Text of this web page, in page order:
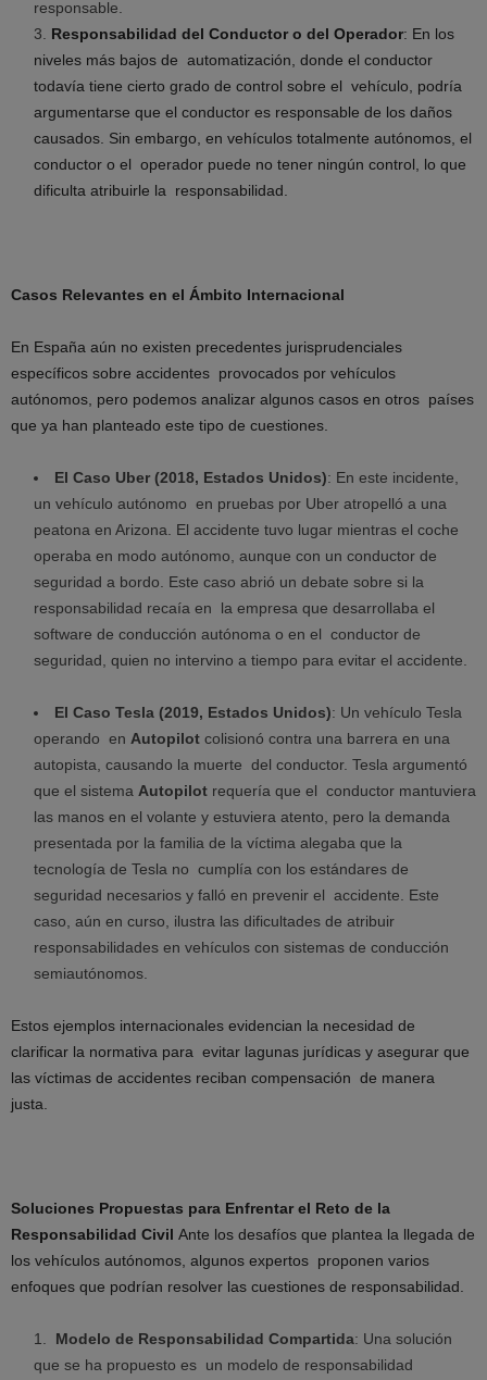
responsable.
3. Responsabilidad del Conductor o del Operador: En los
niveles más bajos de automatización, donde el conductor
todavía tiene cierto grado de control sobre el vehículo, podría
argumentarse que el conductor es responsable de los daños
causados. Sin embargo, en vehículos totalmente autónomos, el
conductor o el operador puede no tener ningún control, lo que
dificulta atribuirle la responsabilidad.
Casos Relevantes en el Ámbito Internacional
En España aún no existen precedentes jurisprudenciales
específicos sobre accidentes provocados por vehículos
autónomos, pero podemos analizar algunos casos en otros países
que ya han planteado este tipo de cuestiones.
El Caso Uber (2018, Estados Unidos): En este incidente,
un vehículo autónomo en pruebas por Uber atropelló a una
peatona en Arizona. El accidente tuvo lugar mientras el coche
operaba en modo autónomo, aunque con un conductor de
seguridad a bordo. Este caso abrió un debate sobre si la
responsabilidad recaía en la empresa que desarrollaba el
software de conducción autónoma o en el conductor de
seguridad, quien no intervino a tiempo para evitar el accidente.
El Caso Tesla (2019, Estados Unidos): Un vehículo Tesla
operando en Autopilot colisionó contra una barrera en una
autopista, causando la muerte del conductor. Tesla argumentó
que el sistema Autopilot requería que el conductor mantuviera
las manos en el volante y estuviera atento, pero la demanda
presentada por la familia de la víctima alegaba que la
tecnología de Tesla no cumplía con los estándares de
seguridad necesarios y falló en prevenir el accidente. Este
caso, aún en curso, ilustra las dificultades de atribuir
responsabilidades en vehículos con sistemas de conducción
semiautónomos.
Estos ejemplos internacionales evidencian la necesidad de
clarificar la normativa para evitar lagunas jurídicas y asegurar que
las víctimas de accidentes reciban compensación de manera
justa.
Soluciones Propuestas para Enfrentar el Reto de la
Responsabilidad Civil Ante los desafíos que plantea la llegada de
los vehículos autónomos, algunos expertos proponen varios
enfoques que podrían resolver las cuestiones de responsabilidad.
Modelo de Responsabilidad Compartida: Una solución
que se ha propuesto es un modelo de responsabilidad